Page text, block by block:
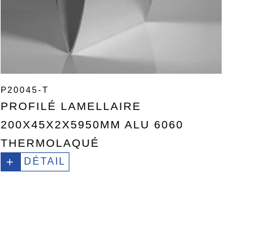
P20045-T
PROFILÉ LAMELLAIRE
200X45X2X5950MM ALU 6060
THERMOLAQUÉ
+ DÉTAIL